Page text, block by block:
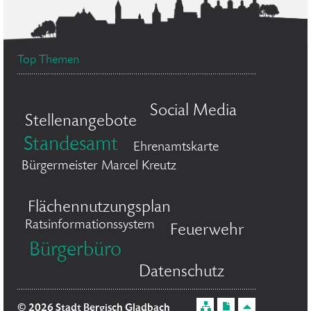
Top Themen
Stellenangebote
Social Media
Standesamt
Ehrenamtskarte
Bürgermeister Marcel Kreutz
Flächennutzungsplan
Ratsinformationssystem Feuerwehr
Bürgerbüro
Datenschutz
© 2026 Stadt Bergisch Gladbach